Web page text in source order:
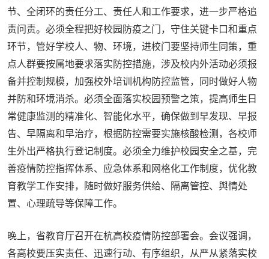
节、全闭环的责任分工、责任人和工作要求，进一步严格追
责问责。必须全程把好校园防疫之门，守住关键卡口和重点
环节，管好学校人、物、环境，进校门要坚持师生同策，重
点人群要按属地要求落实防控措施，涉及校内外活动必须报
备并控制规模，加强校外培训机构防控监管，同时做好人物
并防和环境消杀。必须全面落实校园预警之策，提高师生日
常健康监测的精准化、智能化水平，确保做到早发现、早报
告、早隔离和早治疗，根据防控需要实施核酸检测，各校师
生外出严格执行登记制度。必须全力维护校园安全之基，完
善疫情防控指挥体系、应急体系和网格化工作制度，优化教
育教学工作安排，随时做好服务供给、隔离管控、舆情处
置、心理疏导等保障工作。
晚上，省教育厅召开在杭高校疫情防控部署会。会议强调，
各高校要压实责任、迅速行动、有序组织，从严从紧落实校